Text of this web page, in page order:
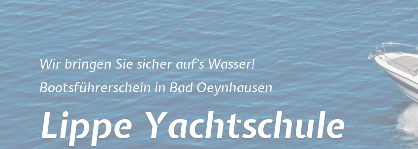
Wir bringen Sie sicher auf's Wasser!
Bootsführerschein in Bad Oeynhausen
Lippe Yachtschule